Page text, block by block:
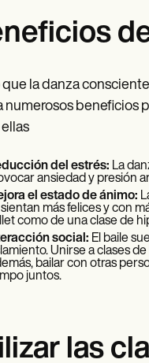
que la danza
numerosos beneficios
del estrés: La
ansiedad y presión
el estado de ánimo:
más felices y con
como de una clase de
social: El baile
Unirse a clases
bailar con otras
juntos.
las